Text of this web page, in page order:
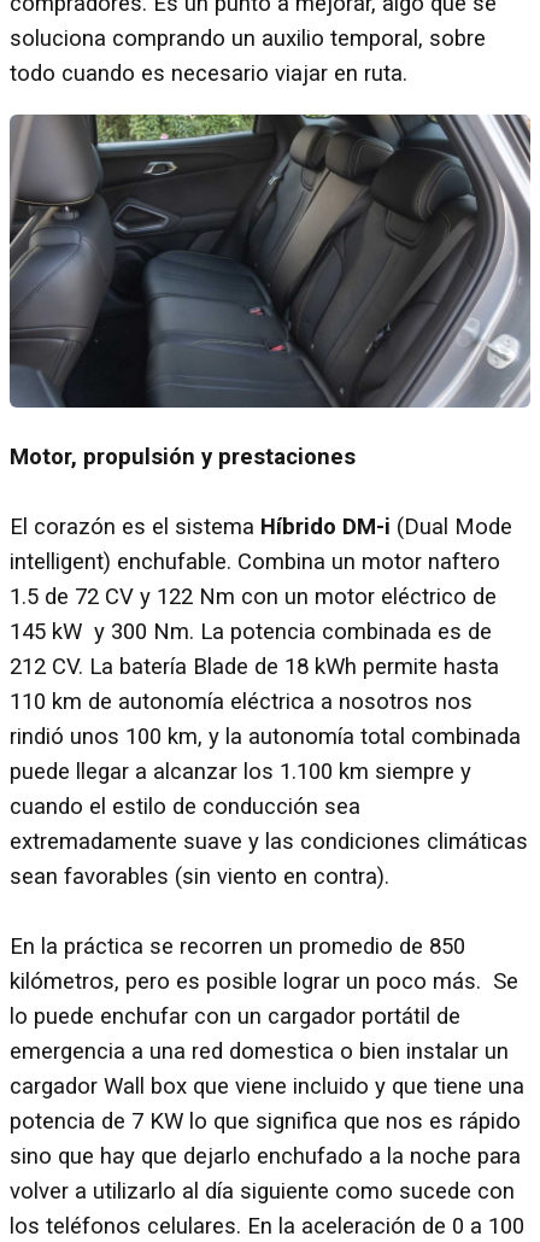
soluciona comprando un auxilio temporal, sobre
todo cuando es necesario viajar en ruta.
Motor, propulsión y prestaciones
El corazón es el sistema Híbrido DM-i (Dual Mode
intelligent) enchufable. Combina un motor naftero
1.5 de 72 CV y 122 Nm con un motor eléctrico de
145 kW y 300 Nm. La potencia combinada es de
212 CV. La batería Blade de 18 kWh permite hasta
110 km de autonomía eléctrica a nosotros nos
rindió unos 100 km, y la autonomía total combinada
puede llegar a alcanzar los 1.100 km siempre y
cuando el estilo de conducción sea
extremadamente suave y las condiciones climáticas
sean favorables (sin viento en contra).
En la práctica se recorren un promedio de 850
kilómetros, pero es posible lograr un poco más. Se
lo puede enchufar con un cargador portátil de
emergencia a una red domestica o bien instalar un
cargador Wall box que viene incluido y que tiene una
potencia de 7 KW lo que significa que nos es rápido
sino que hay que dejarlo enchufado a la noche para
volver a utilizarlo al día siguiente como sucede con
los teléfonos celulares. En la aceleración de 0 a 100